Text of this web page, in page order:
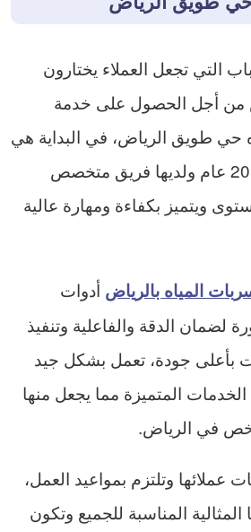
التي تجعل العملاء يختارون
من أجل الحصول على خدمة
طويق الرياض، في البداية هي
تمتلك خبرة تزيد عن 20 عام ولديها فريق متخصص
ويتميز بكفاءة ومهارة عالية
المياه بالرياض أدوات
لضمان الدقة والفاعلية وتنفيذ
بأعلى جودة، تعمل بشكل جيد
المتميزة مما يجعل منها
في الرياض.
وتلتزم بمواعيد العمل،
المناسبة للجميع وتكون